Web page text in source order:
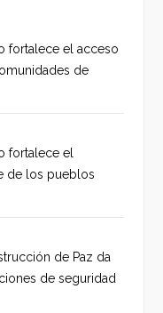
fortalece el acceso
de
fortalece el
de los pueblos
de Paz da
de seguridad